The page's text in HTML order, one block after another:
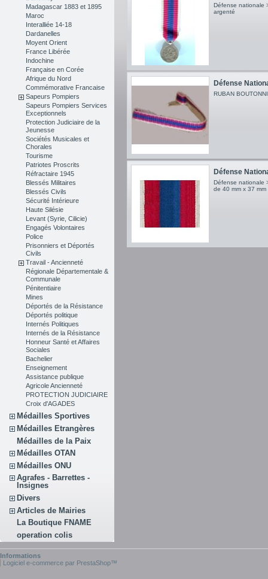
Madagascar 1883 et 1895
Maroc
Interalliée 14-18
Dardanelles
Moyent Orient
France Libérée
Indochine
Française en Corée
Afrique du Nord
Commémorative Francaise
Sapeurs Pompiers
Sapeurs Pompiers Services
Exceptionnels
Protection Judiciaire de la
Jeunesse
Sociétés Musicales et
Chorales
Tourisme
Patriotes Proscrits
Réfractaire 1945
Blessés Militaires
Blessés Civils
Sécurité Intérieure
Haute Silésie
Levant (Syrie, Cilicie)
Engagés Volontaires
Police
Prisonniers et Déportés
Civils
Travail - Ancienneté
Régionale Départementale &
Communale
Pénitentiaire
Mines
Déportés de la Résistance
Déportés politique
Internés Politiques
Internés de la Résistance
Honneur Santé et Affaires
Sociales
Bachelier
Enseignement
Assistance publique
Agricole Ancienneté
PROTECTION JUDICIAIRE
Croix d'AGADES
Médailles Sportives
Médailles Etrangères
Médailles de la Paix
Médailles OTAN
Médailles ONU
Agrafes - Barrettes -
Insignes
Divers
Articles de Mairies
La Boutique FNAME
operation colis
Défense nationale
argenté
Défense
RUBAN
Défense
Défense nationale
de 40 mm x 37
Informations
Logiciel e-commerce par PrestaShop™